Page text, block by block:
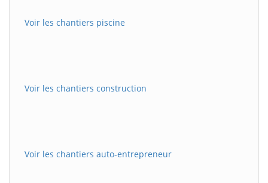
Voir les chantiers piscine
Voir les chantiers construction
Voir les chantiers auto-entrepreneur